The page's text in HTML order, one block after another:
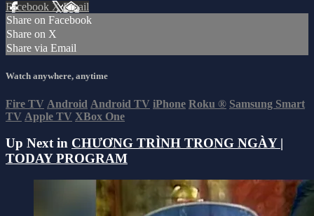
Facebook XEmail
Share on Facebook
Share on X
Share via Email
Watch anywhere, anytime
Fire TV Android Android TV iPhone Roku ® Samsung Smart
TV Apple TV XBox One
Up Next in CHƯƠNG TRÌNH TRONG NGÀY |
TODAY PROGRAM